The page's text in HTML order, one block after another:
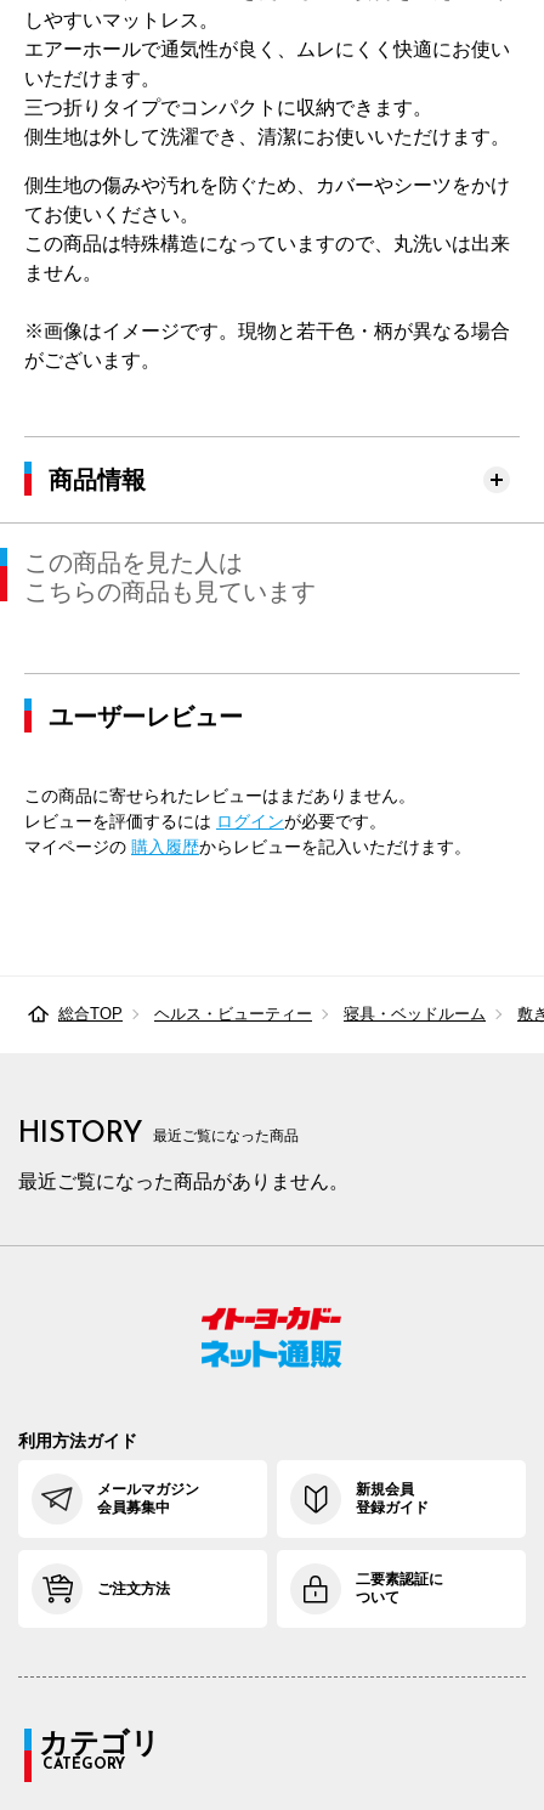
しやすいマットレス。
エアーホールで通気性が良く、ムレにくく快適にお使い
いただけます。
三つ折りタイプでコンパクトに収納できます。
側生地は外して洗濯でき、清潔にお使いいただけます。
側生地の傷みや汚れを防ぐため、カバーやシーツをかけ
てお使いください。
この商品は特殊構造になっていますので、丸洗いは出来
ません。
※画像はイメージです。現物と若干色・柄が異なる場合
がございます。
商品情報
この商品を見た人は
こちらの商品も見ています
ユーザーレビュー
この商品に寄せられたレビューはまだありません。
レビューを評価するには ログインが必要です。
マイページの 購入履歴からレビューを記入いただけます。
総合TOP ヘルス・ビューティー 寝具・ベッドルーム 敷
HISTORY 最近ご覧になった商品
最近ご覧になった商品がありません。
利用方法ガイド
メールマガジン
会員募集中
新規会員
登録ガイド
ご注文方法
二要素認証に
ついて
カテゴリ
CATEGORY